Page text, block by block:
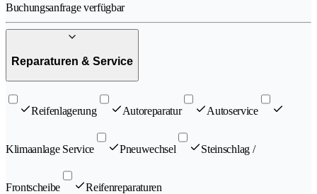
Buchungsanfrage verfügbar
Reparaturen & Service
Reifenlagerung Autoreparatur Autoservice
Klimaanlage Service Pneuwechsel Steinschlag /
Frontscheibe Reifenreparaturen